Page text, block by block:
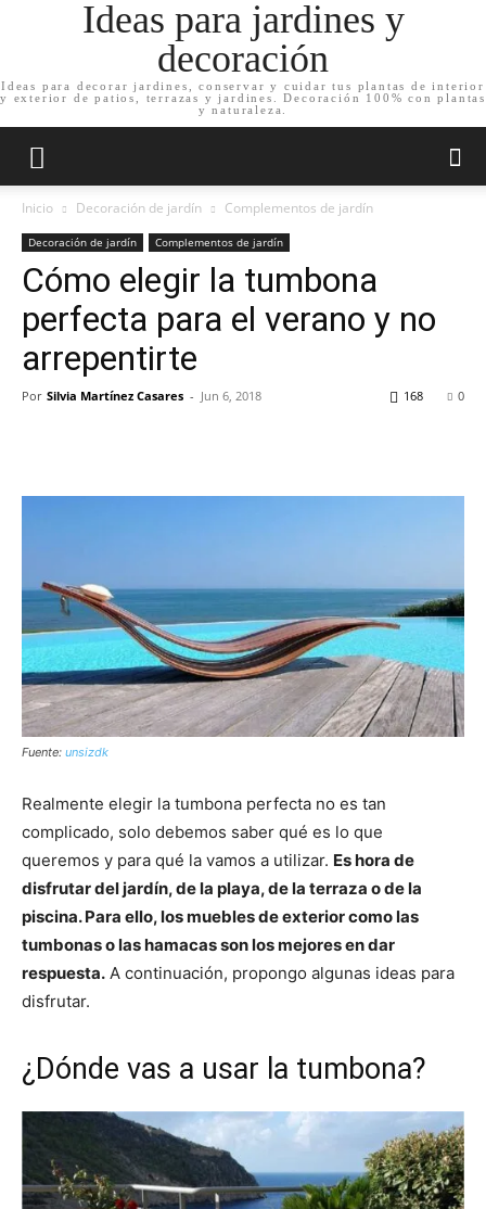
Ideas para jardines y
decoración
Ideas para decorar jardines, conservar y cuidar tus plantas de interior
y exterior de patios, terrazas y jardines. Decoración 100% con plantas
y naturaleza.
Inicio Decoración de jardín Complementos de jardín
Decoración de jardín Complementos de jardín
Cómo elegir la tumbona
perfecta para el verano y no
arrepentirte
Por Silvia Martínez Casares - Jun 6, 2018 0
168
Fuente: unsizdk
Realmente elegir la tumbona perfecta no es tan
complicado, solo debemos saber qué es lo que
queremos y para qué la vamos a utilizar. Es hora de
disfrutar del jardín, de la playa, de la terraza o de la
piscina. Para ello, los muebles de exterior como las
tumbonas o las hamacas son los mejores en dar
respuesta. A continuación, propongo algunas ideas para
disfrutar.
¿Dónde vas a usar la tumbona?